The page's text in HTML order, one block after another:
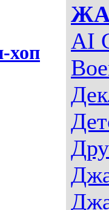
AI
хоп